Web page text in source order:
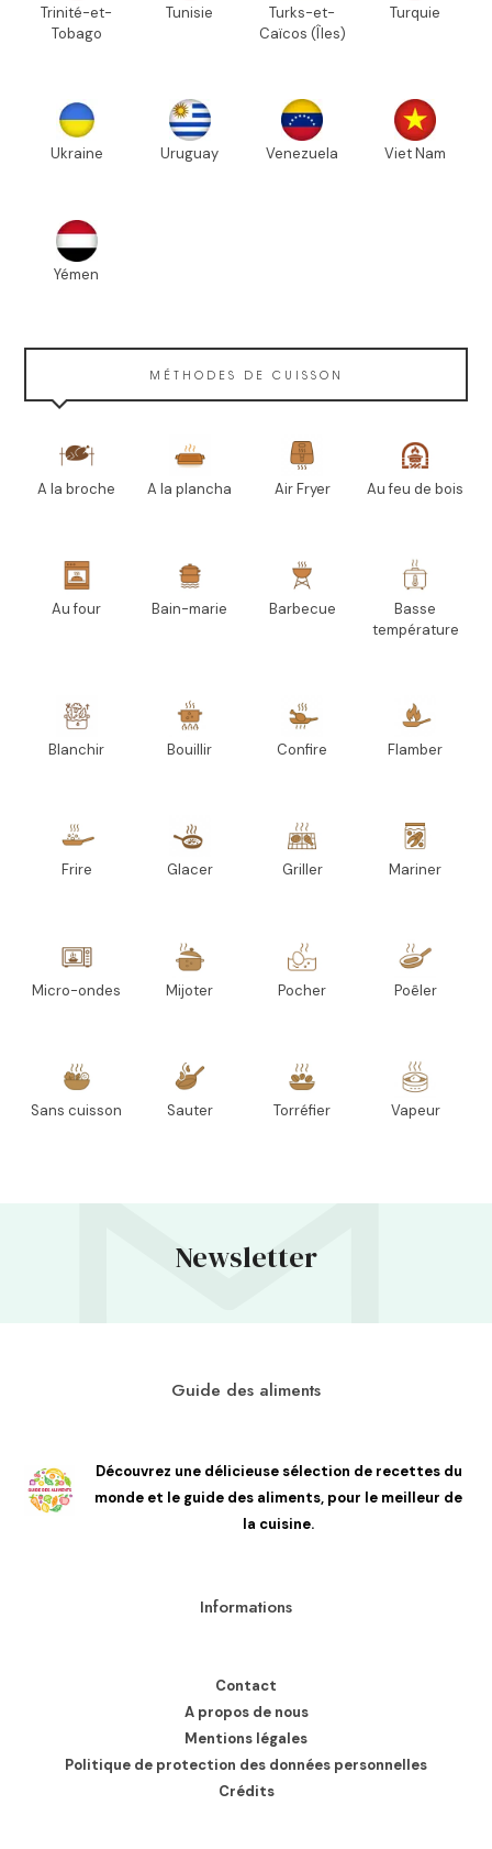
Trinité-et-
Tobago
Tunisie
Turks-et-
Caïcos (Îles)
Turquie
Ukraine Uruguay Venezuela Viet Nam
Yémen
MÉTHODES DE CUISSON
A la broche A la plancha Air Fryer Au feu de bois
Au four Bain-marie Barbecue
Basse
température
Blanchir Bouillir Confire Flamber
Frire Glacer Griller Mariner
Micro-ondes Mijoter Pocher Poêler
Sans cuisson Sauter Torréfier Vapeur
Newsletter
Guide des aliments
Découvrez une délicieuse sélection de recettes du
monde et le guide des aliments, pour le meilleur de
la cuisine.
Informations
Contact
A propos de nous
Mentions légales
Politique de protection des données personnelles
Crédits